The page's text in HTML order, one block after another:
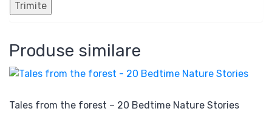
Produse similare
Tales from the forest – 20 Bedtime Nature Stories